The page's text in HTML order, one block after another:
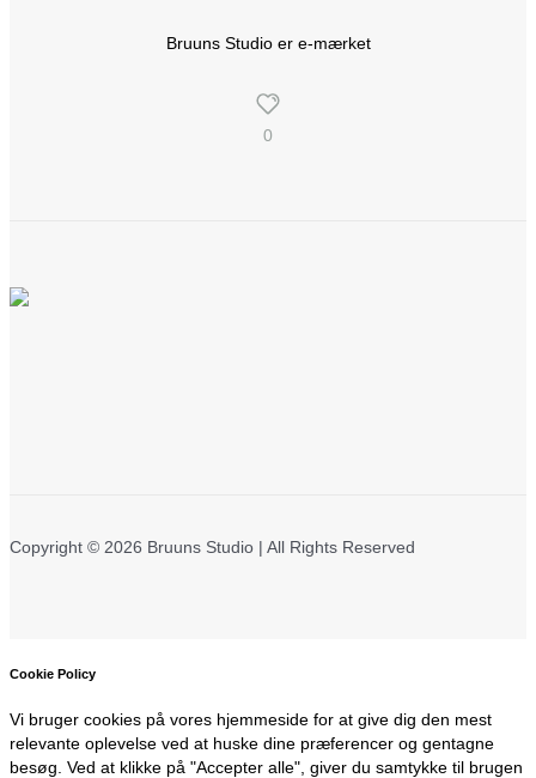
Bruuns Studio er e-mærket
0
Copyright © 2026 Bruuns Studio | All Rights Reserved
Cookie Policy
Vi bruger cookies på vores hjemmeside for at give dig den mest
relevante oplevelse ved at huske dine præferencer og gentagne
besøg. Ved at klikke på "Accepter alle", giver du samtykke til brugen